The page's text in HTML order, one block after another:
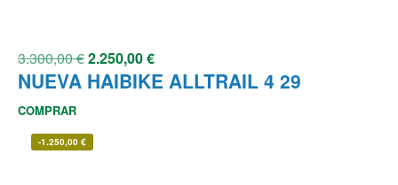
3.300,00€2.250,00€
NUEVA HAIBIKE ALLTRAIL 4 29
COMPRAR
-1.250,00 €